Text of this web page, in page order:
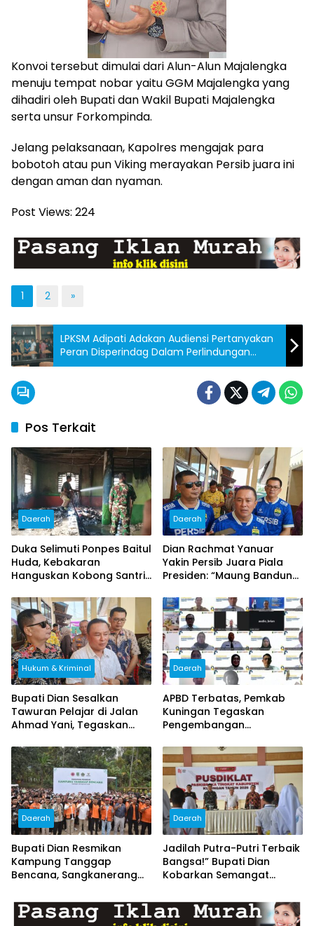
Konvoi tersebut dimulai dari Alun-Alun Majalengka
menuju tempat nobar yaitu GGM Majalengka yang
dihadiri oleh Bupati dan Wakil Bupati Majalengka
serta unsur Forkompinda.
Jelang pelaksanaan, Kapolres mengajak para
bobotoh atau pun Viking merayakan Persib juara ini
dengan aman dan nyaman.
Post Views: 224
1 2 »
LPKSM Adipati Adakan Audiensi Pertanyakan
Peran Disperindag Dalam Perlindungan
Konsumen
Pos Terkait
Daerah
Duka Selimuti Ponpes Baitul
Huda, Kebakaran
Hanguskan Kobong Santri
Rp80 Juta
Daerah
Dian Rachmat Yanuar
Yakin Persib Juara Piala
Presiden: “Maung Bandung
Hukum & Kriminal
Bupati Dian Sesalkan
Tawuran Pelajar di Jalan
Ahmad Yani, Tegaskan
Bersama
Daerah
APBD Terbatas, Pemkab
Kuningan Tegaskan
Pengembangan
Terhenti
Daerah
Bupati Dian Resmikan
Kampung Tanggap
Bencana, Sangkanerang
Hadapi Bencana
Daerah
Jadilah Putra-Putri Terbaik
Bangsa!” Bupati Dian
Kobarkan Semangat
Menuju Pengibar Merah
Putih 2026